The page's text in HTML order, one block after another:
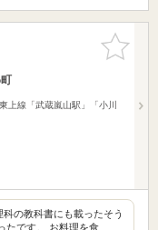
お気に入
りに追加
上線「武蔵嵐山駅」「小川
の教科書にも載ったそう
たです。 お料理を食…